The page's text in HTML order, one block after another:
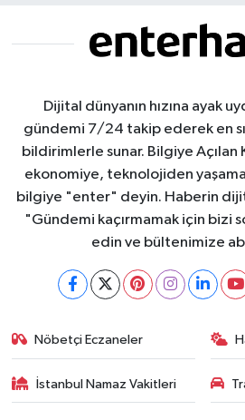
Dijital dünyanın hızına ayak
gündemi 7/24 takip ederek en
bildirimlerle sunar. Bilgiye Açılan
ekonomiye, teknolojiden
bilgiye "enter" deyin. Haberin
"Gündemi kaçırmamak için bizi
edin ve bültenimize
Nöbetçi Eczaneler
İstanbul Namaz Vakitleri